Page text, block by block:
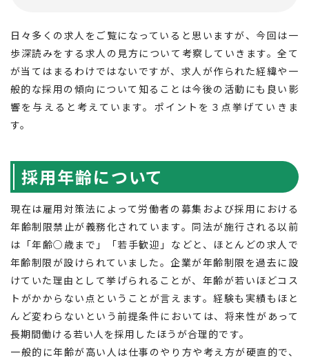
キャリアバンク
転職支援サービスのご案内
北海道へのU・Iターン向け
転職情報
キャリアマップ
転職の体験談
転職と年収のハナシ
転職コラム
日々多くの求人をご覧になっていると思いますが、今回は一
歩深読みをする求人の見方について考察していきます。全て
が当てはまるわけではないですが、求人が作られた経緯や一
般的な採用の傾向について知ることは今後の活動にも良い影
響を与えると考えています。ポイントを３点挙げていきま
す。
採用年齢について
現在は雇用対策法によって労働者の募集および採用における
年齢制限禁止が義務化されています。同法が施行される以前
は「年齢○歳まで」「若手歓迎」などと、ほとんどの求人で
年齢制限が設けられていました。企業が年齢制限を過去に設
けていた理由として挙げられることが、年齢が若いほどコス
トがかからない点ということが言えます。経験も実績もほと
んど変わらないという前提条件においては、将来性があって
長期間働ける若い人を採用したほうが合理的です。
一般的に年齢が高い人は仕事のやり方や考え方が硬直的で、